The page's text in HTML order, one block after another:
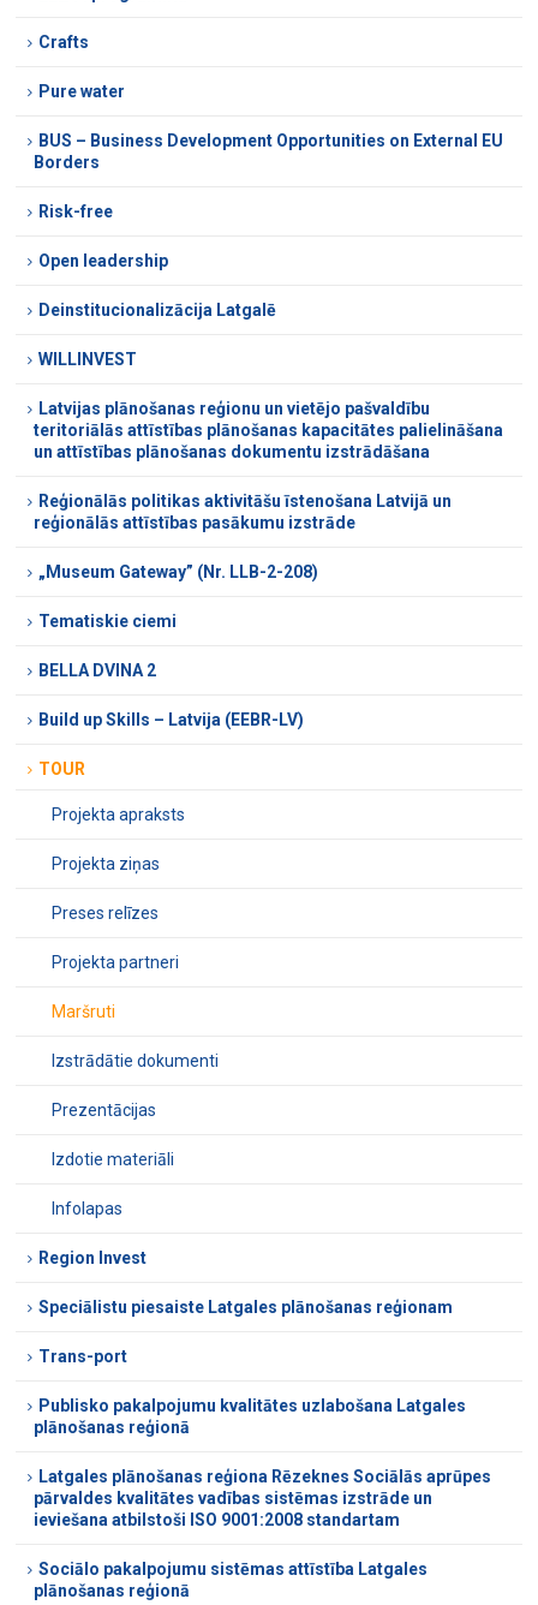
Crafts
Pure water
BUS – Business Development Opportunities on External EU
Borders
Risk-free
Open leadership
Deinstitucionalizācija Latgalē
WILLINVEST
Latvijas plānošanas reģionu un vietējo pašvaldību
teritoriālās attīstības plānošanas kapacitātes palielināšana
un attīstības plānošanas dokumentu izstrādāšana
Reģionālās politikas aktivitāšu īstenošana Latvijā un
reģionālās attīstības pasākumu izstrāde
„Museum Gateway” (Nr. LLB-2-208)
Tematiskie ciemi
BELLA DVINA 2
Build up Skills – Latvija (EEBR-LV)
TOUR
Projekta apraksts
Projekta ziņas
Preses relīzes
Projekta partneri
Maršruti
Izstrādātie dokumenti
Prezentācijas
Izdotie materiāli
Infolapas
Region Invest
Speciālistu piesaiste Latgales plānošanas reģionam
Trans-port
Publisko pakalpojumu kvalitātes uzlabošana Latgales
plānošanas reģionā
Latgales plānošanas reģiona Rēzeknes Sociālās aprūpes
pārvaldes kvalitātes vadības sistēmas izstrāde un
ieviešana atbilstoši ISO 9001:2008 standartam
Sociālo pakalpojumu sistēmas attīstība Latgales
plānošanas reģionā